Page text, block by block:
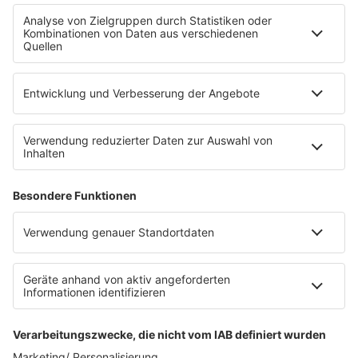
Fahrradparkhaus
Die Uniklinik Tübingen hat ein neues Fahrradparkhaus
eröffnet. Direkt an der Medizinischen Klinik bietet es
E-Bikes über eine Photovoltaikanlage auf dem …
Impressum
Datenschutzerklärung